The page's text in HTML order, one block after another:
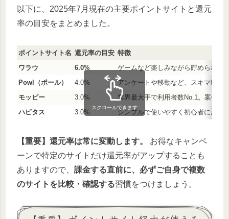
以下に、2025年7月現在の主要ポイントサイトと還元
率の目安をまとめました。
ポイントサイト名 還元率の目安 特徴
ワラウ
6.0%
ゲームなど楽しみながら貯められる
Powl（ポール）
4.0%
アンケートや移動など、スキマ時間
モッピー
3.0%
業界最大手で利用者数No.1。案件数
ハピタス
3.0% シンプルで使いやすく初心者におす
スクロールできます
【重要】還元率は常に変動します。
お得なキャンペ
ーンで特定のサイトだけ還元率がアップすることも
ありますので、 課金する直前に、必ずご自身で複数
のサイトを比較・確認する習慣をつけましょう。